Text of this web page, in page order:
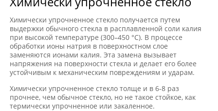
Химически упрочненное стекло получается путем
выдержки обычного стекла в расплавленной соли калия
при высокой температуре (300–450 °С). В процессе
обработки ионы натрия в поверхностном слое
заменяются ионами калия. Эта замена вызывает
напряжения на поверхности стекла и делает его более
устойчивым к механическим повреждениям и ударам.
Химически упрочненное стекло толще и в 6-8 раз
прочнее, чем обычное стекло, но не такое стойкое, как
термически упрочненное или закаленное.